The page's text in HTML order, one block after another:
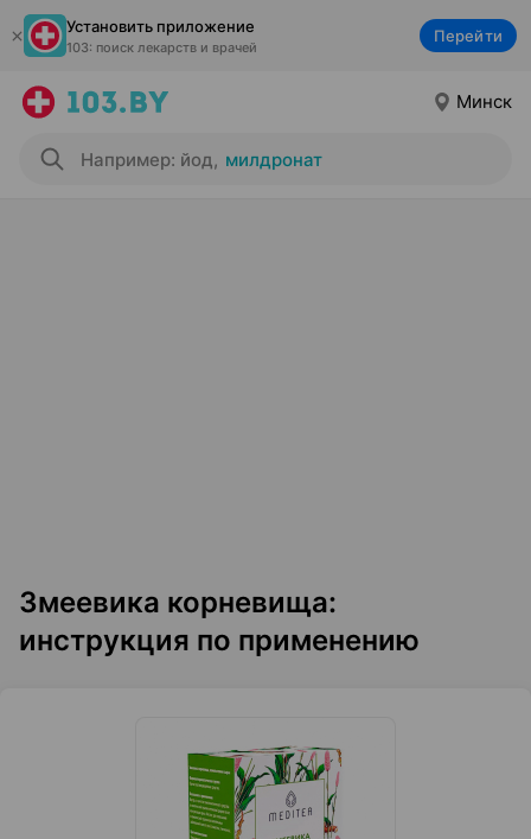
Установить приложение
103: поиск лекарств и врачей
Перейти
Минск
Например: йод, милдронат
Змеевика корневища:
инструкция по применению